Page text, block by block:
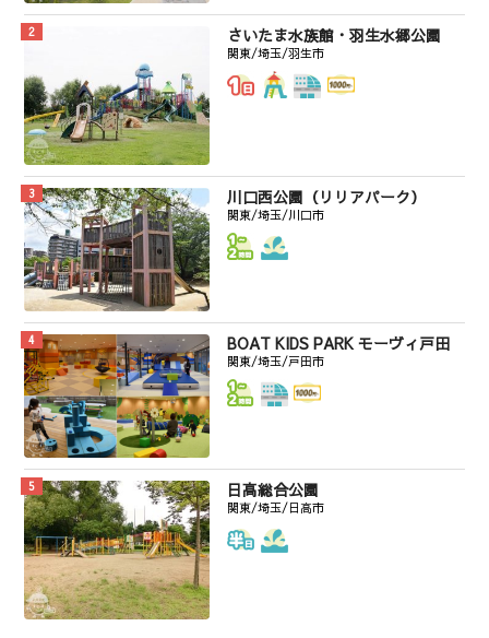
さいたま水族館・羽生水郷公園
関東/埼玉/羽生市
川口西公園（リリアパーク）
関東/埼玉/川口市
BOAT KIDS PARK モーヴィ戸田
関東/埼玉/戸田市
日高総合公園
関東/埼玉/日高市